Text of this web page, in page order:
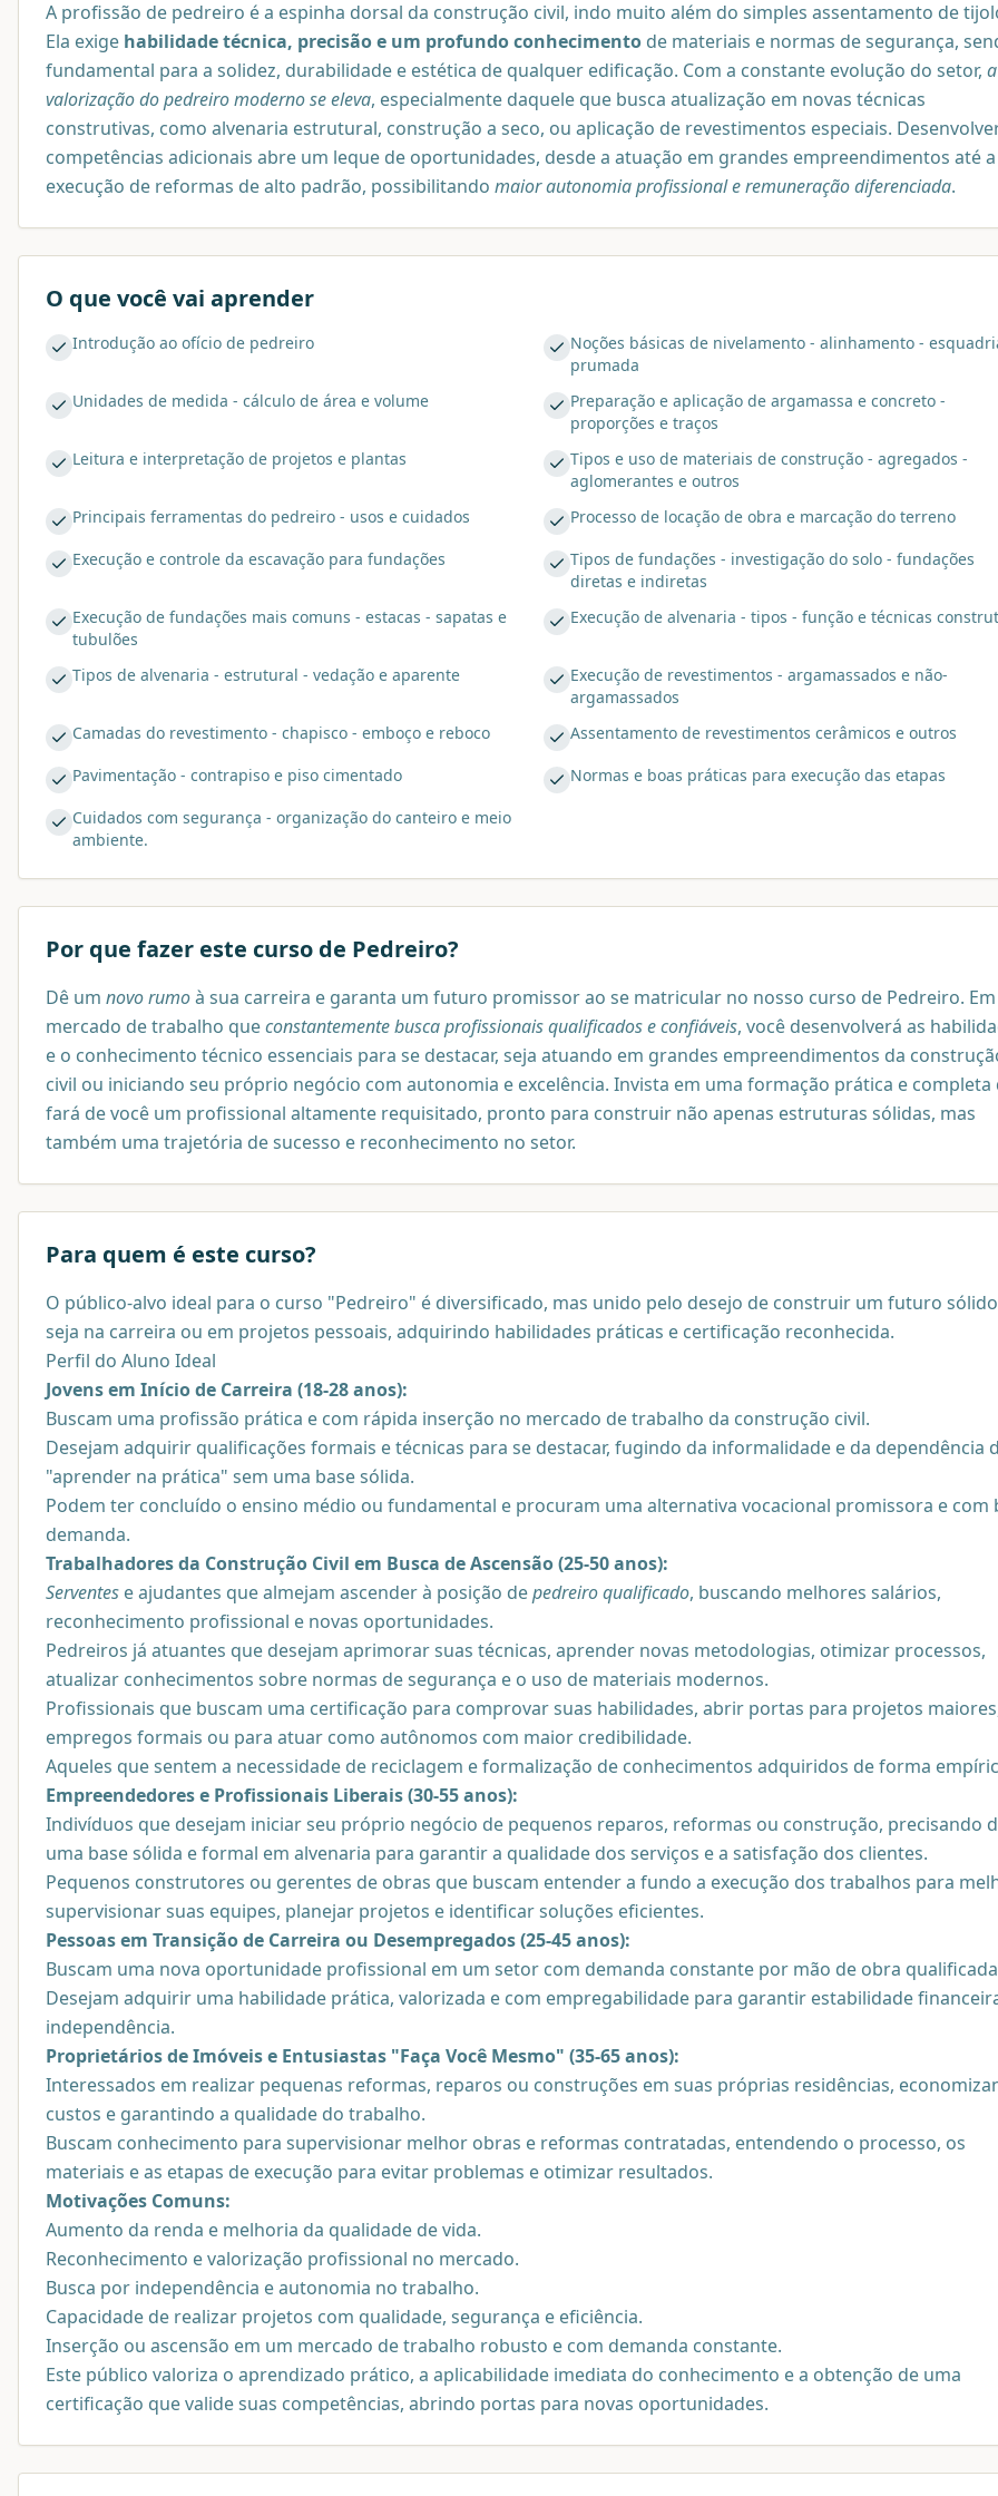
A profissão de pedreiro é a espinha dorsal da construção civil, indo muito além do simples assentamento de
Ela exige habilidade técnica, precisão e um profundo conhecimento de materiais e normas de segurança,
fundamental para a solidez, durabilidade e estética de qualquer edificação. Com a constante evolução do setor, a
valorização do pedreiro moderno se eleva, especialmente daquele que busca atualização em novas técnicas
construtivas, como alvenaria estrutural, construção a seco, ou aplicação de revestimentos especiais.
competências adicionais abre um leque de oportunidades, desde a atuação em grandes empreendimentos até a
execução de reformas de alto padrão, possibilitando maior autonomia profissional e remuneração diferenciada.
O que você vai aprender
Introdução ao ofício de pedreiro
Noções básicas de nivelamento - alinhamento -
prumada
Unidades de medida - cálculo de área e volume
Preparação e aplicação de argamassa e concreto -
proporções e traços
Leitura e interpretação de projetos e plantas
Tipos e uso de materiais de construção - agregados -
aglomerantes e outros
Principais ferramentas do pedreiro - usos e cuidados
Processo de locação de obra e marcação do terreno
Execução e controle da escavação para fundações
Tipos de fundações - investigação do solo - fundações
diretas e indiretas
Execução de fundações mais comuns - estacas - sapatas e
tubulões
Execução de alvenaria - tipos - função e técnicas
Tipos de alvenaria - estrutural - vedação e aparente
Execução de revestimentos - argamassados e não-
argamassados
Camadas do revestimento - chapisco - emboço e reboco
Assentamento de revestimentos cerâmicos e outros
Pavimentação - contrapiso e piso cimentado
Normas e boas práticas para execução das etapas
Cuidados com segurança - organização do canteiro e meio
ambiente.
Por que fazer este curso de Pedreiro?
Dê um novo rumoà sua carreira e garanta um futuro promissor ao se matricular no nosso curso de Pedreiro.
mercado de trabalho queconstantemente busca profissionais qualificados e confiáveis, você desenvolverá as
e o conhecimento técnico essenciais para se destacar, seja atuando em grandes empreendimentos da
civil ou iniciando seu próprio negócio com autonomia e excelência. Invista em uma formação prática e completa
fará de você um profissional altamente requisitado, pronto para construir não apenas estruturas sólidas, mas
também uma trajetória de sucesso e reconhecimento no setor.
Para quem é este curso?
O público-alvo ideal para o curso "Pedreiro" é diversificado, mas unido pelo desejo de construir um futuro
seja na carreira ou em projetos pessoais, adquirindo habilidades práticas e certificação reconhecida.
Perfil do Aluno Ideal
Jovens em Início de Carreira (18-28 anos):
Buscam uma profissão prática e com rápida inserção no mercado de trabalho da construção civil.
Desejam adquirir qualificações formais e técnicas para se destacar, fugindo da informalidade e da dependência
"aprender na prática" sem uma base sólida.
Podem ter concluído o ensino médio ou fundamental e procuram uma alternativa vocacional promissora e com
demanda.
Trabalhadores da Construção Civil em Busca de Ascensão (25-50 anos):
Serventes e ajudantes que almejam ascender à posição depedreiro qualificado, buscando melhores salários,
reconhecimento profissional e novas oportunidades.
Pedreiros já atuantes que desejam aprimorar suas técnicas, aprender novas metodologias, otimizar processos,
atualizar conhecimentos sobre normas de segurança e o uso de materiais modernos.
Profissionais que buscam uma certificação para comprovar suas habilidades, abrir portas para projetos
empregos formais ou para atuar como autônomos com maior credibilidade.
Aqueles que sentem a necessidade de reciclagem e formalização de conhecimentos adquiridos de forma
Empreendedores e Profissionais Liberais (30-55 anos):
Indivíduos que desejam iniciar seu próprio negócio de pequenos reparos, reformas ou construção, precisando
uma base sólida e formal em alvenaria para garantir a qualidade dos serviços e a satisfação dos clientes.
Pequenos construtores ou gerentes de obras que buscam entender a fundo a execução dos trabalhos para
supervisionar suas equipes, planejar projetos e identificar soluções eficientes.
Pessoas em Transição de Carreira ou Desempregados (25-45 anos):
Buscam uma nova oportunidade profissional em um setor com demanda constante por mão de obra
Desejam adquirir uma habilidade prática, valorizada e com empregabilidade para garantir estabilidade
independência.
Proprietários de Imóveis e Entusiastas "Faça Você Mesmo" (35-65 anos):
Interessados em realizar pequenas reformas, reparos ou construções em suas próprias residências,
custos e garantindo a qualidade do trabalho.
Buscam conhecimento para supervisionar melhor obras e reformas contratadas, entendendo o processo, os
materiais e as etapas de execução para evitar problemas e otimizar resultados.
Motivações Comuns:
Aumento da renda e melhoria da qualidade de vida.
Reconhecimento e valorização profissional no mercado.
Busca por independência e autonomia no trabalho.
Capacidade de realizar projetos com qualidade, segurança e eficiência.
Inserção ou ascensão em um mercado de trabalho robusto e com demanda constante.
Este público valoriza o aprendizado prático, a aplicabilidade imediata do conhecimento e a obtenção de uma
certificação que valide suas competências, abrindo portas para novas oportunidades.